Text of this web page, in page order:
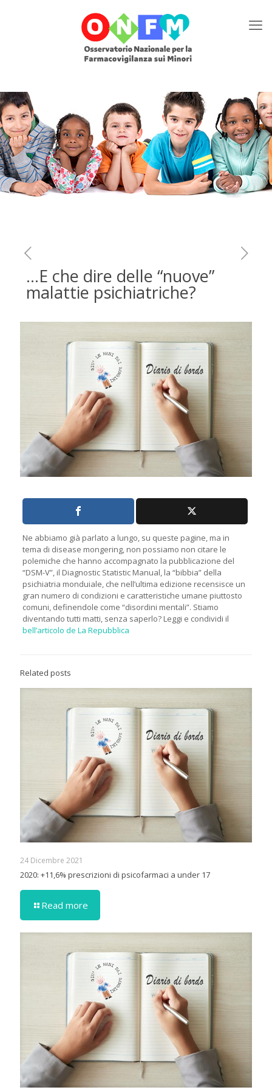
…E che dire delle “nuove”
malattie psichiatriche?
Ne abbiamo già parlato a lungo, su queste pagine, ma in
tema di disease mongering, non possiamo non citare le
polemiche che hanno accompagnato la pubblicazione del
“DSM-V”, il Diagnostic Statistic Manual, la “bibbia” della
psichiatria monduiale, che nell’ultima edizione recensisce un
gran numero di condizioni e caratteristiche umane piuttosto
comuni, definendole come “disordini mentali”. Stiamo
diventando tutti matti, senza saperlo? Leggi e condividi il
bell’articolo de La Repubblica
Related posts
24 Dicembre 2021
2020: +11,6% prescrizioni di psicofarmaci a under 17
Read more